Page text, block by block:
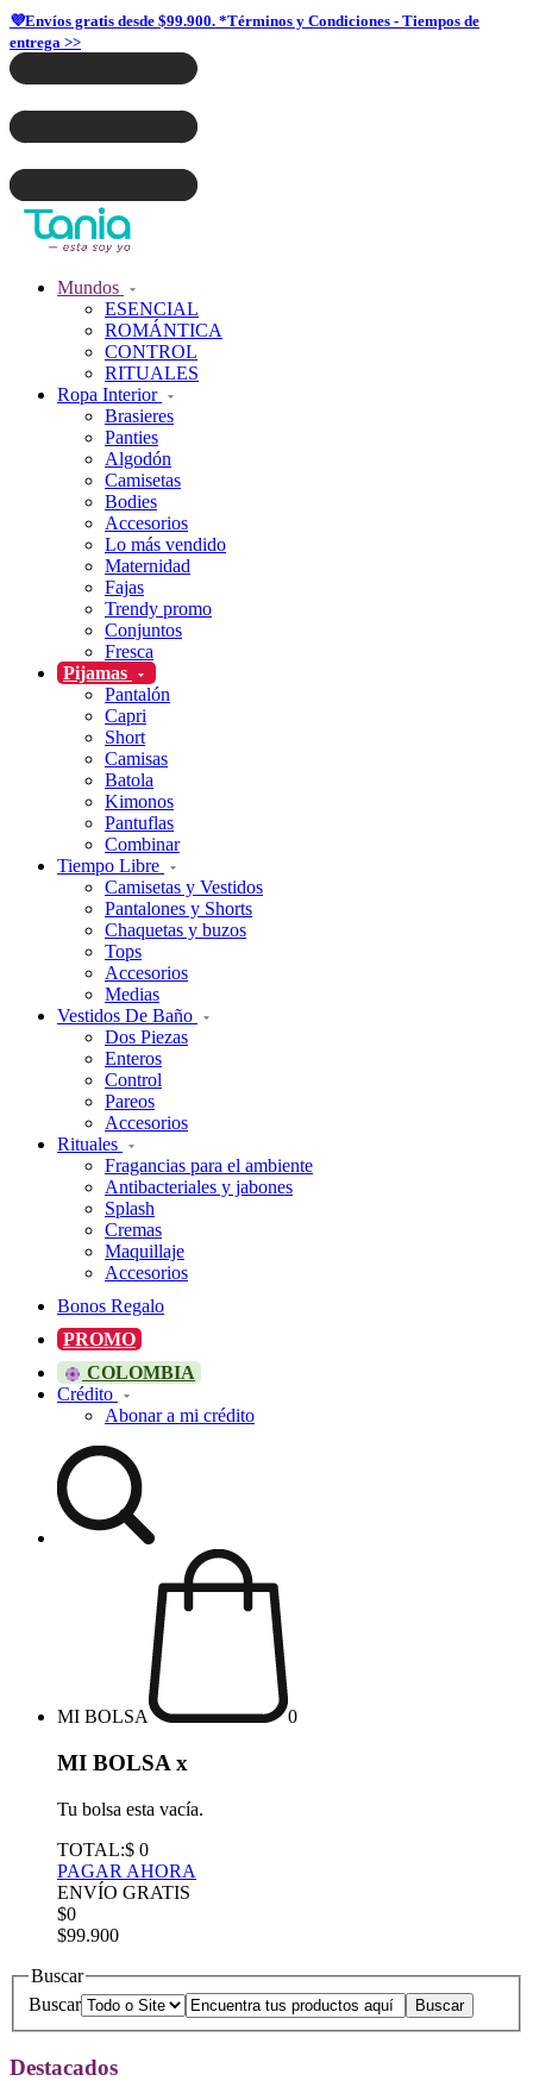
💜Envíos gratis desde $99.900. *Términos y Condiciones - Tiempos de
entrega >>
Mundos
ESENCIAL
ROMÁNTICA
CONTROL
RITUALES
Ropa Interior
Brasieres
Panties
Algodón
Camisetas
Bodies
Accesorios
Lo más vendido
Maternidad
Fajas
Trendy promo
Conjuntos
Fresca
Pijamas
Pantalón
Capri
Short
Camisas
Batola
Kimonos
Pantuflas
Combinar
Tiempo Libre
Camisetas y Vestidos
Pantalones y Shorts
Chaquetas y buzos
Tops
Accesorios
Medias
Vestidos De Baño
Dos Piezas
Enteros
Control
Pareos
Accesorios
Rituales
Fragancias para el ambiente
Antibacteriales y jabones
Splash
Cremas
Maquillaje
Accesorios
Bonos Regalo
PROMO
COLOMBIA
Crédito
Abonar a mi crédito
MI BOLSA 0
MI BOLSA x
Tu bolsa esta vacía.
TOTAL:$ 0
PAGAR AHORA
ENVÍO GRATIS
$0
$99.900
Buscar
Buscar
Destacados